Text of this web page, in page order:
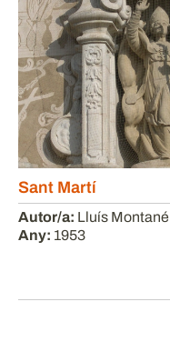
Sant Martí
Autor/a: Lluís Montané
Any: 1953